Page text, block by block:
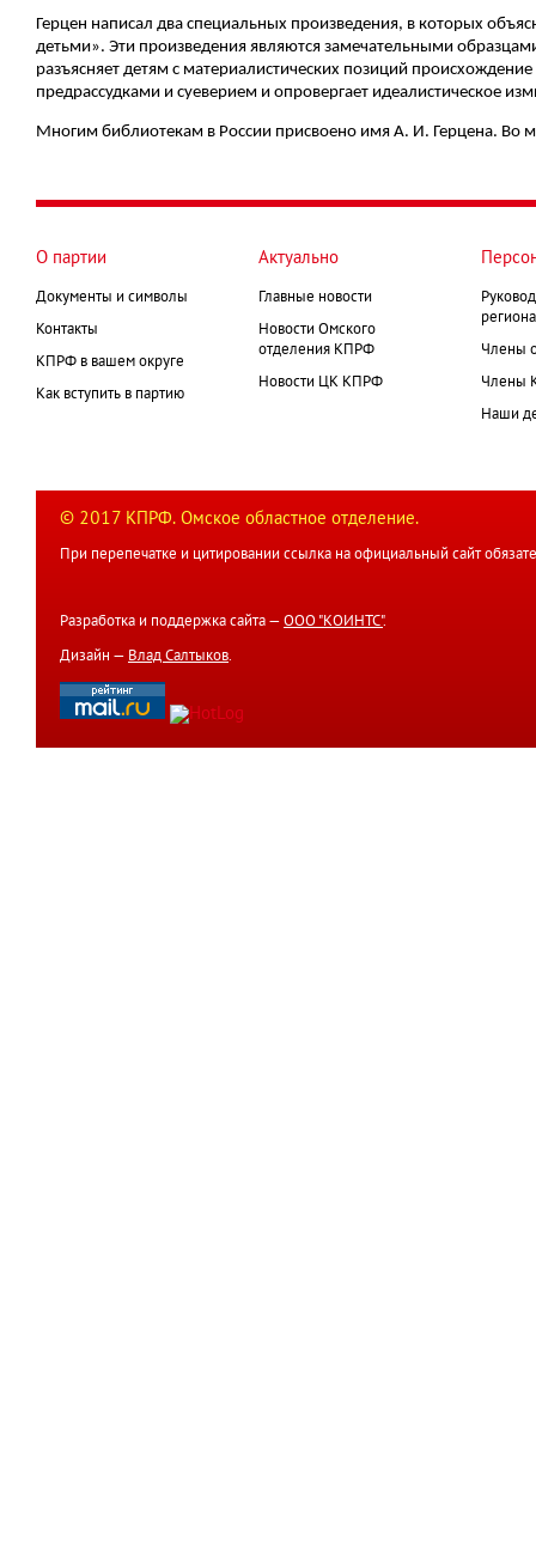
Герцен написал два специальных произведения, в которых
детьми». Эти произведения являются замечательными
разъясняет детям с материалистических позиций
предрассудками и суеверием и опровергает идеалистическое
Многим библиотекам в России присвоено имя А. И. Герцена. Во
О партии
Документы и символы
Контакты
КПРФ в вашем округе
Как вступить в партию
Актуально
Главные новости
Новости Омского
отделения КПРФ
Новости ЦК КПРФ
Члены
Члены
Наши
© 2017 КПРФ. Омское областное отделение.
При перепечатке и цитировании ссылка на официальный сайт
Разработка и поддержка сайта — ООО "КОИНТС".
Дизайн — Влад Салтыков.